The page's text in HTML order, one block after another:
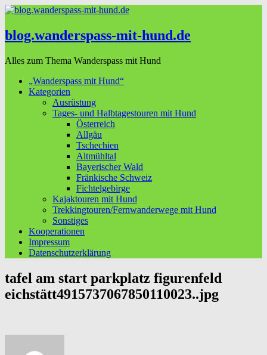
blog.wanderspass-mit-hund.de
Alles zum Thema Wanderspass mit Hund
„Wanderspass mit Hund“
Kategorien
Ausrüstung
Tages- und Halbtagestouren mit Hund
Österreich
Allgäu
Tschechien
Altmühltal
Bayerischer Wald
Fränkische Schweiz
Fichtelgebirge
Kajaktouren mit Hund
Trekkingtouren/Fernwanderwege mit Hund
Sonstiges
Kooperationen
Impressum
Datenschutzerklärung
tafel am start parkplatz figurenfeld
eichstätt4915737067850110023..jpg